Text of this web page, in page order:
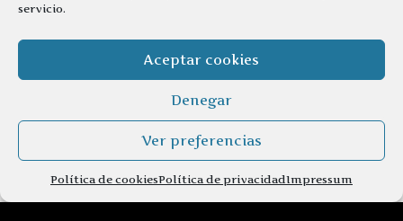
servicio.
Aceptar cookies
Denegar
Ver preferencias
Política de cookiesPolítica de privacidadImpressum